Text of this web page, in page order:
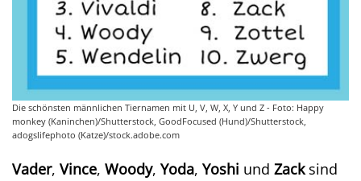
Die schönsten männlichen Tiernamen mit U, V, W, X, Y und Z - Foto: Happy
monkey (Kaninchen)/Shutterstock, GoodFocused (Hund)/Shutterstock,
adogslifephoto (Katze)/stock.adobe.com
Vader, Vince, Woody, Yoda, Yoshi und Zacksind